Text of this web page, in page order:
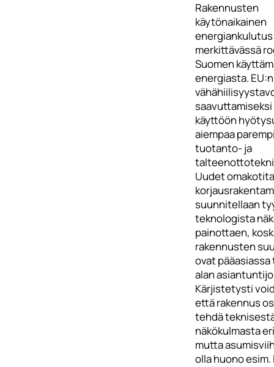
Rakennusten
käytönaikainen
merkittävässä
Suomen
energiasta. EU:n
käyttöön
aiempaa
tuotanto- ja
Uudet
suunnitellaan
teknologista
painottaen,
rakennusten
ovat pääasiassa
alan
Kärjistetysti
että rakennus
tehdä
näkökulmasta
mutta
olla huono esim.